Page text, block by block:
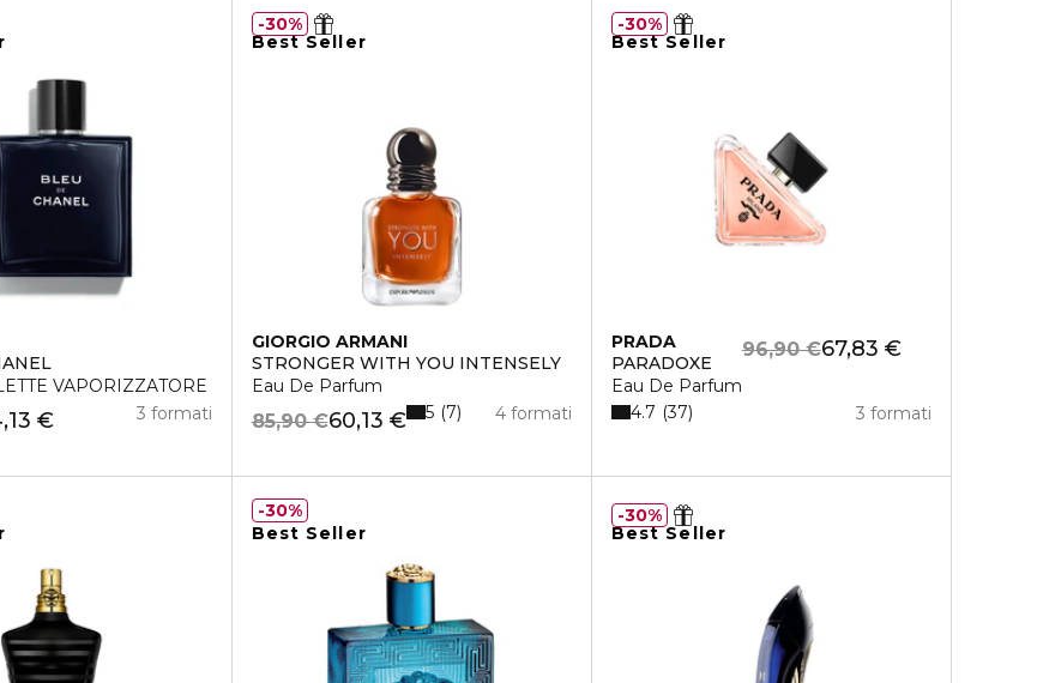
VAPORIZZATORE
€ 3 formati
Best Seller
GIORGIO ARMANI
STRONGER WITH YOU INTENSELY
Eau De Parfum
60,13 €
85,90 € 4 formati
5 7
30%
Best Seller
PRADA
PARADOXE
Eau De Parfum
67,83 €
96,90 €
3 formati
4.7 37
30%
Best Seller
30%
Best Seller
30%